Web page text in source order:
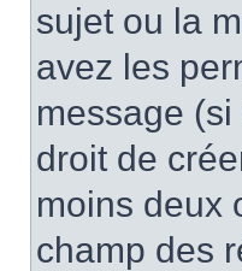
sujet ou la
avez les
message
droit de
moins deux
champ des